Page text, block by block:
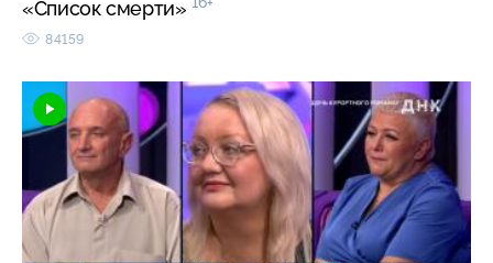
«Список смерти»
84159